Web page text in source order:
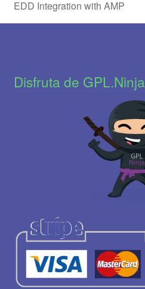
EDD Integration with AMP
Disfruta de GPL.Ninja